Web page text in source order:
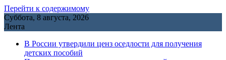
Перейти к содержимому
Суббота, 8 августа, 2026
Лента
В России утвердили ценз оседлости для получения
детских пособий